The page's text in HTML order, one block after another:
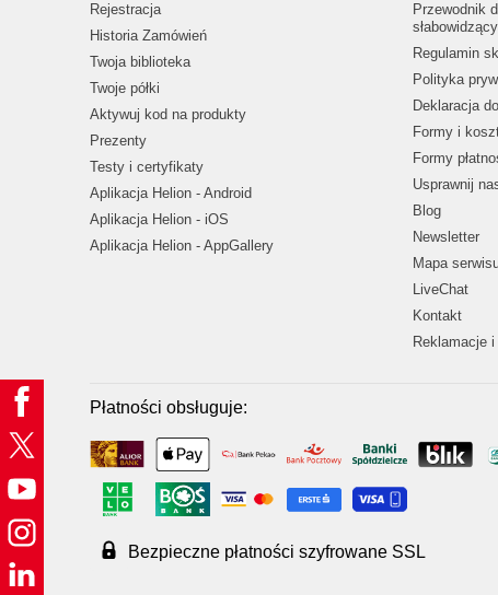
Rejestracja
Historia Zamówień
Twoja biblioteka
Twoje półki
Aktywuj kod na produkty
Prezenty
Testy i certyfikaty
Aplikacja Helion - Android
Aplikacja Helion - iOS
Aplikacja Helion - AppGallery
Przewodnik
Regulamin
Polityka
Deklaracja
Formy i
Formy
Usprawnij
Blog
Newsletter
Mapa
LiveChat
Kontakt
Reklamacje
Płatności obsługuje:
Bezpieczne płatności szyfrowane SSL